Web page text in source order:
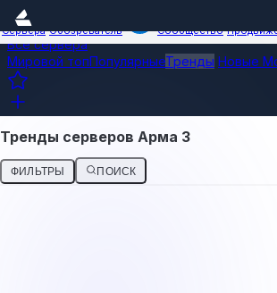
Сервера Обозреватель Сообщество
Все сервера
Мировой топПопулярныеТренды Новые
Тренды серверов Арма 3
ФИЛЬТРЫ ПОИСК